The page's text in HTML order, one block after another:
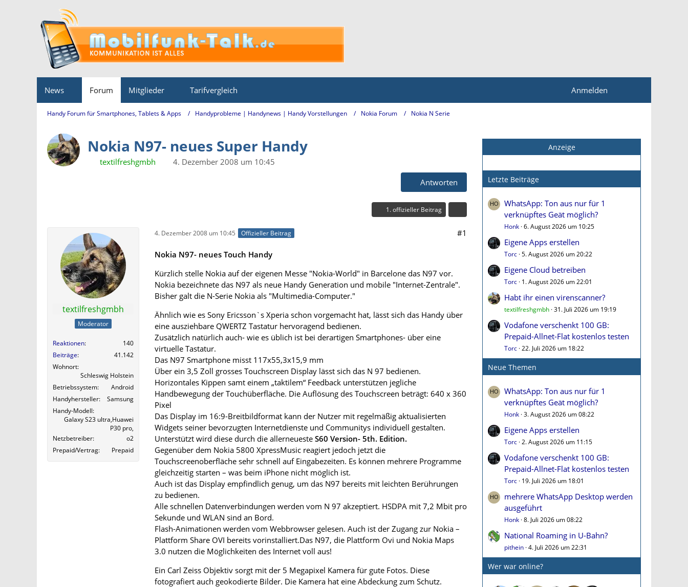
News Forum Mitglieder Tarifvergleich Anmelden
Handy Forum für Smartphones, Tablets & Apps Handyprobleme | Handynews | Handy Vorstellungen Nokia Forum Nokia N Serie
Nokia N97- neues Super Handy
textilfreshgmbh
4. Dezember 2008 um 10:45
Antworten
1. offizieller Beitrag
textilfreshgmbh
Moderator
Reaktionen
140
Beiträge
41.142
Wohnort
Schleswig Holstein
Betriebssystem
Android
Handyhersteller
Samsung
Handy-Modell
Galaxy S23 ultra,Huawei
P30 pro,
Netzbetreiber
o2
Prepaid/Vertrag
Prepaid
4. Dezember 2008 um 10:45 Offizieller Beitrag #1
Nokia N97- neues Touch Handy
Kürzlich stelle Nokia auf der eigenen Messe "Nokia-World" in Barcelone das N97 vor.
Nokia bezeichnete das N97 als neue Handy Generation und mobile "Internet-Zentrale".
Bisher galt die N-Serie Nokia als "Multimedia-Computer."
Ähnlich wie es Sony Ericsson`s Xperia schon vorgemacht hat, lässt sich das Handy über
eine ausziehbare QWERTZ Tastatur hervoragend bedienen.
Zusätzlich natürlich auch- wie es üblich ist bei derartigen Smartphones- über eine
virtuelle Tastatur.
Das N97 Smartphone misst 117x55,3x15,9 mm
Über ein 3,5 Zoll grosses Touchscreen Display lässt sich das N 97 bedienen.
Horizontales Kippen samt einem „taktilem“ Feedback unterstützen jegliche
Handbewegung der Touchüberfläche. Die Auflösung des Touchscreen beträgt: 640 x 360
Pixel
Das Display im 16:9-Breitbildformat kann der Nutzer mit regelmäßig aktualisierten
Widgets seiner bevorzugten Internetdienste und Communitys individuell gestalten.
Unterstützt wird diese durch die allerneueste S60 Version- 5th. Edition.
Gegenüber dem Nokia 5800 XpressMusic reagiert jedoch jetzt die
Touchscreenoberfläche sehr schnell auf Eingabezeiten. Es können mehrere Programme
gleichzeitig starten – was beim iPhone nicht möglich ist.
Auch ist das Display empfindlich genug, um das N97 bereits mit leichten Berührungen
zu bedienen.
Alle schnellen Datenverbindungen werden vom N 97 akzeptiert. HSDPA mit 7,2 Mbit pro
Sekunde und WLAN sind an Bord.
Flash-Animationen werden vom Webbrowser gelesen. Auch ist der Zugang zur Nokia –
Plattform Share OVI bereits vorinstalliert.Das N97, die Plattform Ovi und Nokia Maps
3.0 nutzen die Möglichkeiten des Internet voll aus!
Ein Carl Zeiss Objektiv sorgt mit der 5 Megapixel Kamera für gute Fotos. Diese
fotografiert auch geokodierte Bilder. Die Kamera hat eine Abdeckung zum Schutz.
Anzeige
Letzte Beiträge
WhatsApp: Ton aus nur für 1
verknüpftes Geät möglich?
Honk 6. August 2026 um 10:25
Eigene Apps erstellen
Torc 5. August 2026 um 20:22
Eigene Cloud betreiben
Torc 1. August 2026 um 22:01
Habt ihr einen virenscanner?
textilfreshgmbh 31. Juli 2026 um 19:19
Vodafone verschenkt 100 GB:
Prepaid-Allnet-Flat kostenlos testen
Torc 22. Juli 2026 um 18:22
Neue Themen
WhatsApp: Ton aus nur für 1
verknüpftes Geät möglich?
Honk 3. August 2026 um 08:22
Eigene Apps erstellen
Torc 2. August 2026 um 11:15
Vodafone verschenkt 100 GB:
Prepaid-Allnet-Flat kostenlos testen
Torc 19. Juli 2026 um 18:01
mehrere WhatsApp Desktop werden
ausgeführt
Honk 8. Juli 2026 um 08:22
National Roaming in U-Bahn?
pithein 4. Juli 2026 um 22:31
Wer war online?